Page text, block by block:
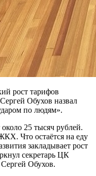
рост тарифов
Обухов назвал
по людям».
около 25 тысяч рублей.
Что остаётся на еду
закладывает рост
секретарь ЦК
Обухов.